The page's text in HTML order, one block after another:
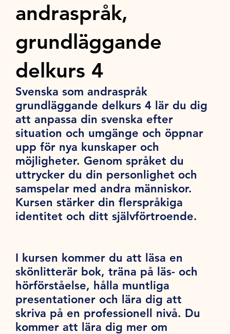
andraspråk,
grundläggande
delkurs 4
Svenska som andraspråk
grundläggande delkurs 4 lär du dig
att anpassa din svenska efter
situation och umgänge och öppnar
upp för nya kunskaper och
möjligheter. Genom språket du
uttrycker du din personlighet och
samspelar med andra människor.
Kursen stärker din flerspråkiga
identitet och ditt självförtroende.
I kursen kommer du att läsa en
skönlitterär bok, träna på läs- och
hörförståelse, hålla muntliga
presentationer och lära dig att
skriva på en professionell nivå. Du
kommer att lära dig mer om